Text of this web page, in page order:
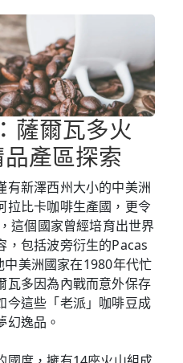
薩爾瓦多火
產區探索
有新澤西州大小的中美洲
拉比卡咖啡生產國，更令
這個國家曾經培育出世界
，包括波旁衍生的Pacas
美洲國家在1980年代忙
瓦多因為內戰而意外保存
今這些「老派」咖啡豆成
幻逸品。